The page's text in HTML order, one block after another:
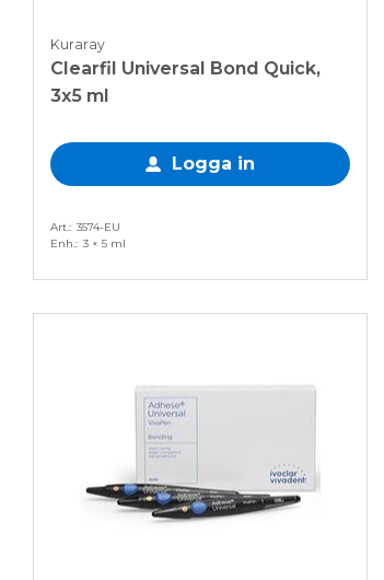
Kuraray
Clearfil Universal Bond Quick,
3x5 ml
Logga in
Art. 3574-EU
Enh. 3 × 5 ml